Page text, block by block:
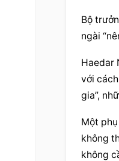
Bộ
ngài
Haedar
với
gia”,
Một
không
không